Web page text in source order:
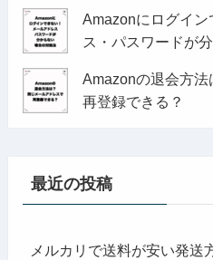
Amazonにログイン
ス・パスワードが
Amazonの退会方
再登録できる？
最近の投稿
メルカリで送料が安い発送